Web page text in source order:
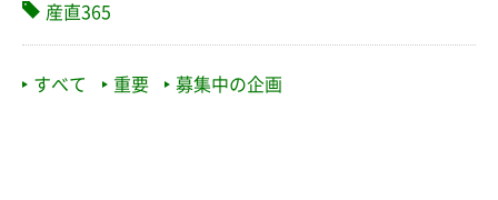
産直365
すべて 重要 募集中の企画